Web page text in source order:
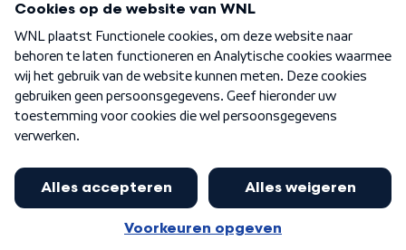
Nieuwsbrief
Word Lid